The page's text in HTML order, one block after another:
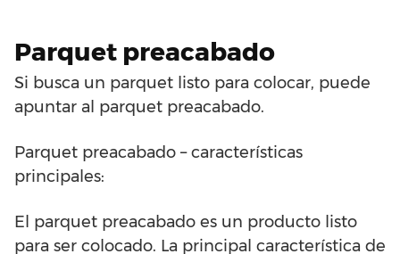
Parquet preacabado
Si busca un parquet listo para colocar, puede
apuntar al parquet preacabado.
Parquet preacabado – características
principales:
El parquet preacabado es un producto listo
para ser colocado. La principal característica de